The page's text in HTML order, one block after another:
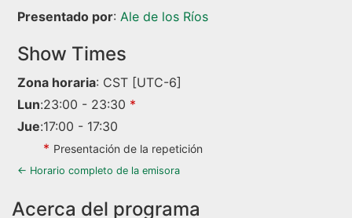
Presentado por:Ale de los Ríos
Show Times
Zona horaria: CST [UTC-6]
Lun:23:00 - 23:30 *
Jue:17:00 - 17:30
* Presentación de la repetición
← Horario completo de la emisora